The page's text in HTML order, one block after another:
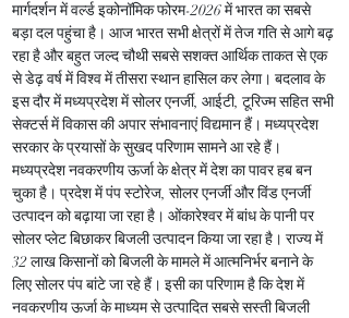
मार्गदर्शन में वर्ल्ड इकोनॉमिक फोरम-2026 में भारत का सबसे
बड़ा दल पहुंचा है। आज भारत सभी क्षेत्रों में तेज गति से आगे बढ़
रहा है और बहुत जल्द चौथी सबसे सशक्त आर्थिक ताकत से एक
से डेढ़ वर्ष में विश्व में तीसरा स्थान हासिल कर लेगा। बदलाव के
इस दौर में मध्यप्रदेश में सोलर एनर्जी, आईटी, टूरिज्म सहित सभी
सेक्टर्स में विकास की अपार संभावनाएं विद्यमान हैं। मध्यप्रदेश
सरकार के प्रयासों के सुखद परिणाम सामने आ रहे हैं।
मध्यप्रदेश नवकरणीय ऊर्जा के क्षेत्र में देश का पावर हब बन
चुका है। प्रदेश में पंप स्टोरेज, सोलर एनर्जी और विंड एनर्जी
उत्पादन को बढ़ाया जा रहा है। ओंकारेश्वर में बांध के पानी पर
सोलर प्लेट बिछाकर बिजली उत्पादन किया जा रहा है। राज्य में
32 लाख किसानों को बिजली के मामले में आत्मनिर्भर बनाने के
लिए सोलर पंप बांटे जा रहे हैं। इसी का परिणाम है कि देश में
नवकरणीय ऊर्जा के माध्यम से उत्पादित सबसे सस्ती बिजली